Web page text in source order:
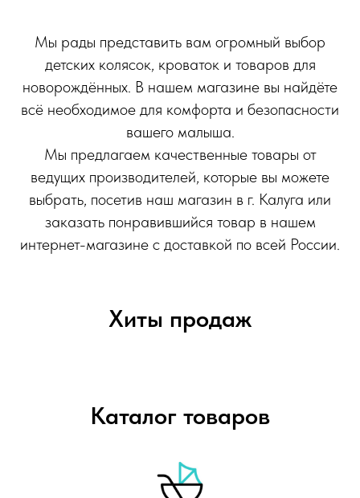
Мы рады представить вам огромный выбор
детских колясок, кроваток и товаров для
новорождённых. В нашем магазине вы найдёте
всё необходимое для комфорта и безопасности
вашего малыша.
Мы предлагаем качественные товары от
ведущих производителей, которые вы можете
выбрать, посетив наш магазин в г. Калуга или
заказать понравившийся товар в нашем
интернет-магазине с доставкой по всей России.
Хиты продаж
Каталог товаров